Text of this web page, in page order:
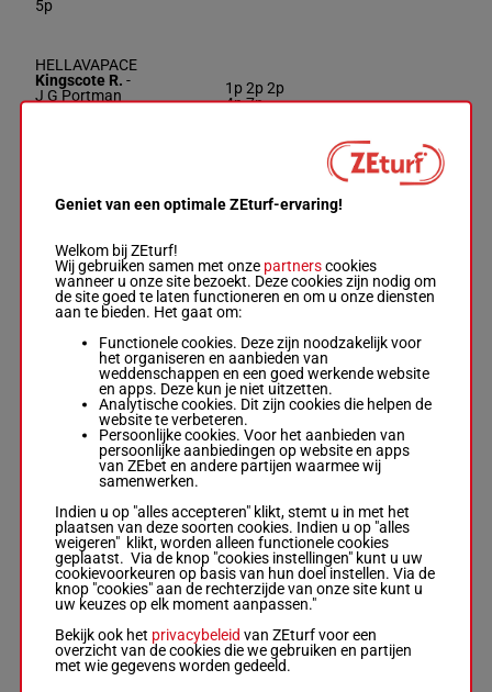
5p
HELLAVAPACE
Kingscote R. -
J G Portman
1p 2p 2p
4p 7p
Clutterbuck R.-
J R Fanshawe
Box: 9 -M/3 -
58 kg
7p (20) 10p 3p
M/358 kg
7p (20)
10p 3p 6p9
PATROON
Fallon C. -D J
Box: 4 -R/4 -59
3p 5p 5p (20)
R/459 kg
3p 5p 5p
(20) 12p
8p
4
MARIENPLATZ
Pearson Mlle
-Tom Clover
Box: 5 -M/3 -
56 kg
6p 7p 2p 3p
10p 8p 8p (20)
6p 9p
M/356 kg
6p 7p 2p
3p 10p 8p
8p (20)
6p 9p
5
Geniet van een optimale ZEturf-ervaring!
Welkom bij ZEturf!
Wij gebruiken samen met onze partnerscookies
wanneer u onze site bezoekt. Deze cookies zijn nodig om
de site goed te laten functioneren en om u onze diensten
aan te bieden. Het gaat om:
Functionele cookies. Deze zijn noodzakelijk voor
het organiseren en aanbieden van
weddenschappen en een goed werkende website
en apps. Deze kun je niet uitzetten.
Analytische cookies. Dit zijn cookies die helpen de
website te verbeteren.
Persoonlijke cookies. Voor het aanbieden van
persoonlijke aanbiedingen op website en apps
van ZEbet en andere partijen waarmee wij
samenwerken.
Indien u op "alles accepteren" klikt, stemt u in met het
plaatsen van deze soorten cookies. Indien u op "alles
weigeren" klikt, worden alleen functionele cookies
geplaatst. Via de knop "cookies instellingen" kunt u uw
cookievoorkeuren op basis van hun doel instellen. Via de
knop "cookies" aan de rechterzijde van onze site kunt u
uw keuzes op elk moment aanpassen."
Bekijk ook het privacybeleid van ZEturf voor een
overzicht van de cookies die we gebruiken en partijen
met wie gegevens worden gedeeld.